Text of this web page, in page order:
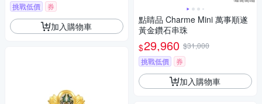
挑戰低價 券
加入購物車
點睛品 Charme Mini 萬事順遂
黃金鑽石串珠
$29,960 $31,000
挑戰低價
券
加入購物車